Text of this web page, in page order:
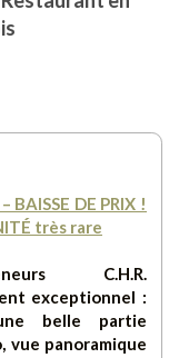
BAISSE DE PRIX !
très rare
C.H.R.
exceptionnel :
belle partie
vue panoramique